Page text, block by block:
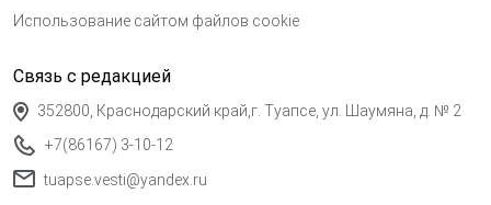
Использование сайтом файлов cookie
Связь с редакцией
352800, Краснодарский край,г. Туапсе, ул. Шаумяна, д. № 2
+7(86167) 3-10-12
tuapse.vesti@yandex.ru